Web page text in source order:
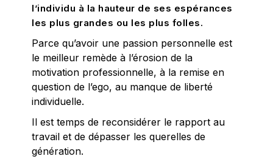
l’individu à la hauteur de ses espérances
les plus grandes ou les plus folles.
Parce qu’avoir une passion personnelle est
le meilleur remède à l’érosion de la
motivation professionnelle, à la remise en
question de l’ego, au manque de liberté
individuelle.
Il est temps de reconsidérer le rapport au
travail et de dépasser les querelles de
génération.